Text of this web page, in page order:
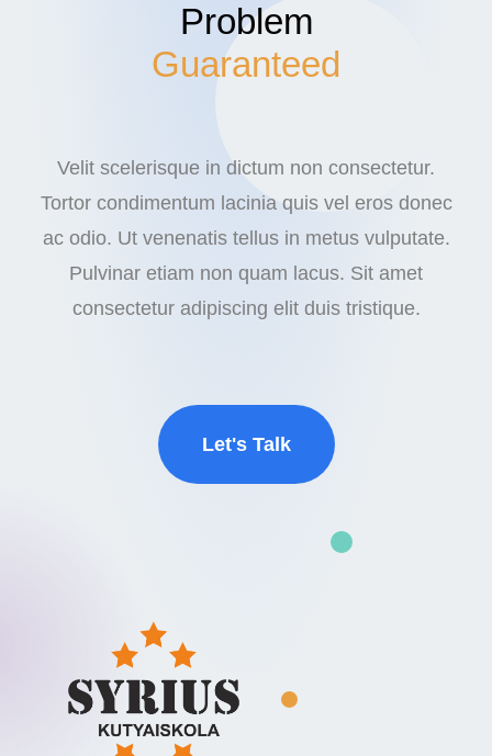
Problem
Guaranteed
Velit scelerisque in dictum non consectetur.
Tortor condimentum lacinia quis vel eros donec
ac odio. Ut venenatis tellus in metus vulputate.
Pulvinar etiam non quam lacus. Sit amet
consectetur adipiscing elit duis tristique.
Let's Talk